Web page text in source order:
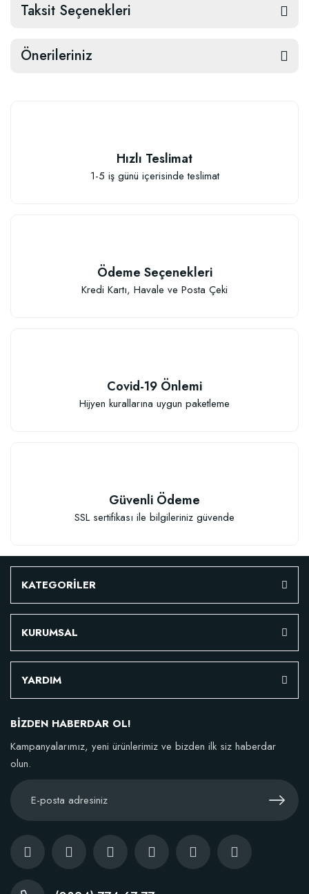
Taksit Seçenekleri
Önerileriniz
Hızlı Teslimat
1-5 iş günü içerisinde teslimat
Ödeme Seçenekleri
Kredi Kartı, Havale ve Posta Çeki
Covid-19 Önlemi
Hijyen kurallarına uygun paketleme
Güvenli Ödeme
SSL sertifikası ile bilgileriniz güvende
KATEGORİLER
KURUMSAL
YARDIM
BİZDEN HABERDAR OL!
Kampanyalarımız, yeni ürünlerimiz ve bizden ilk siz haberdar
olun.